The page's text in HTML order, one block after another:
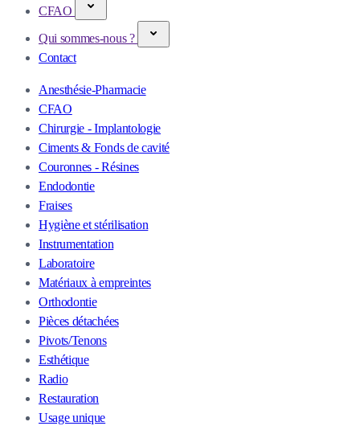
CFAO
Qui sommes-nous ?
Contact
Anesthésie-Pharmacie
CFAO
Chirurgie - Implantologie
Ciments & Fonds de cavité
Couronnes - Résines
Endodontie
Fraises
Hygiène et stérilisation
Instrumentation
Laboratoire
Matériaux à empreintes
Orthodontie
Pièces détachées
Pivots/Tenons
Esthétique
Radio
Restauration
Usage unique